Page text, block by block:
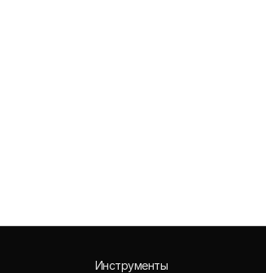
Инструменты